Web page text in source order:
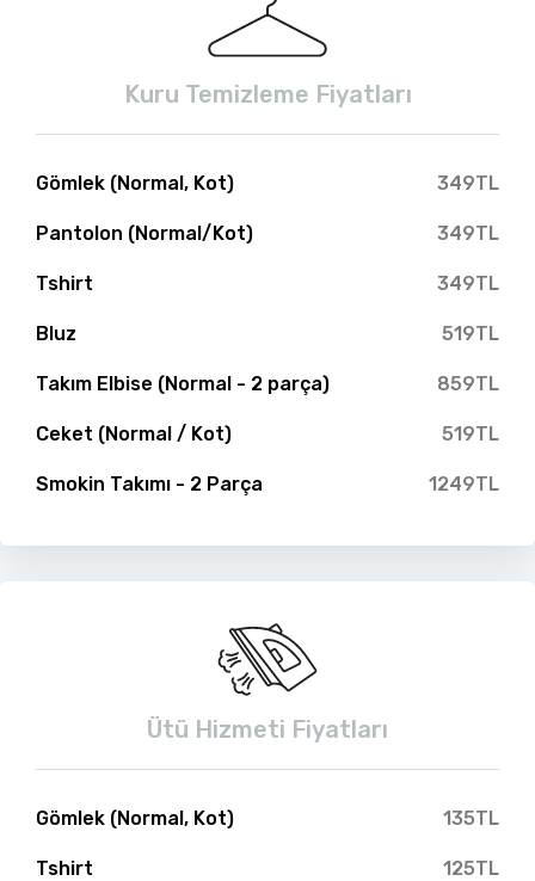
Kuru Temizleme Fiyatları
Gömlek (Normal, Kot) 349TL
Pantolon (Normal/Kot) 349TL
Tshirt 349TL
Bluz 519TL
Takım Elbise (Normal - 2 parça) 859TL
Ceket (Normal / Kot) 519TL
Smokin Takımı - 2 Parça 1249TL
Ütü Hizmeti Fiyatları
Gömlek (Normal, Kot) 135TL
Tshirt 125TL